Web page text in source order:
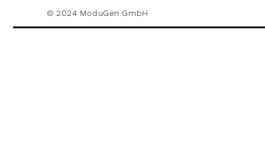
© 2024 ModuGen GmbH